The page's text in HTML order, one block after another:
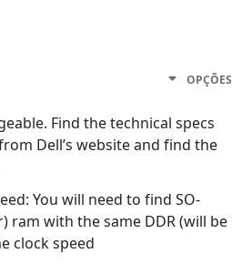
OPÇÕES
Find the technical specs
Dell’s website and find the
You will need to find SO-
ram with the same DDR (will be
clock speed